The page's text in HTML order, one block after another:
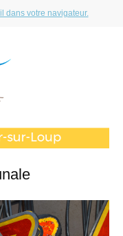
dans votre navigateur.